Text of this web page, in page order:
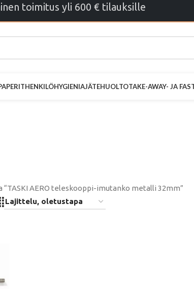
toimitus yli 600 € tilauksille
HENKILÖHYGIENIAJÄTEHUOLTOTAKE-AWAY- JA
AERO teleskooppi-imutanko metalli 32mm”